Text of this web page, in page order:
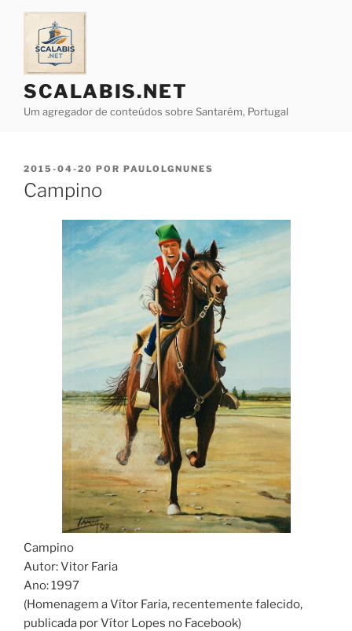
Saltar
conteúdo
SCALABIS.NET
Um agregador de conteúdos sobre Santarém, Portugal
PUBLICADO
EM
2015-04-20 POR PAULOLGNUNES
Campino
Campino
Autor: Vitor Faria
Ano: 1997
(Homenagem a Vítor Faria, recentemente falecido,
publicada por Vítor Lopes no Facebook)